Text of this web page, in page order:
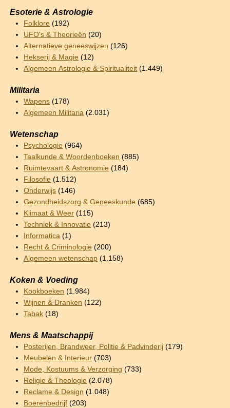
Esoterie & Astrologie
Folklore (192)
UFO's & Theorieën (20)
Alternatieve geneeswijzen (126)
Hekserij & Magie (12)
Algemeen Astrologie & Spiritualiteit (1.449)
Militaria
Wapens (178)
Algemeen Militaria (2.031)
Wetenschap
Psychologie (964)
Taalkunde & Woordenboeken (885)
Ruimtevaart & Astronomie (184)
Filosofie (1.512)
Onderwijs (146)
Gezondheidszorg & Geneeskunde (685)
Klimaat & Weer (115)
Techniek & Innovatie (213)
Informatica (1)
Recht & Criminologie (200)
Algemeen wetenschap (1.158)
Koken & Voeding
Kookboeken (1.984)
Wijnen & Dranken (122)
Tabak (18)
Mens & Maatschappij
Posterijen, Brandweer, Politie & Padvinderij (179)
Meubelen & Interieur (703)
Mode, Kostuums & Verzorging (733)
Religie & Theologie (2.078)
Reclame & Design (1.048)
Boerenbedrijf (203)